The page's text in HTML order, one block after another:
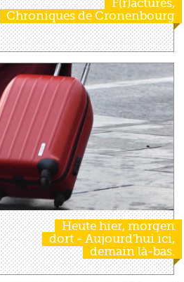
F(r)actures,
Chroniques de Cronenbourg
Heute hier, morgen
dort - Aujourd'hui ici,
demain là-bas.